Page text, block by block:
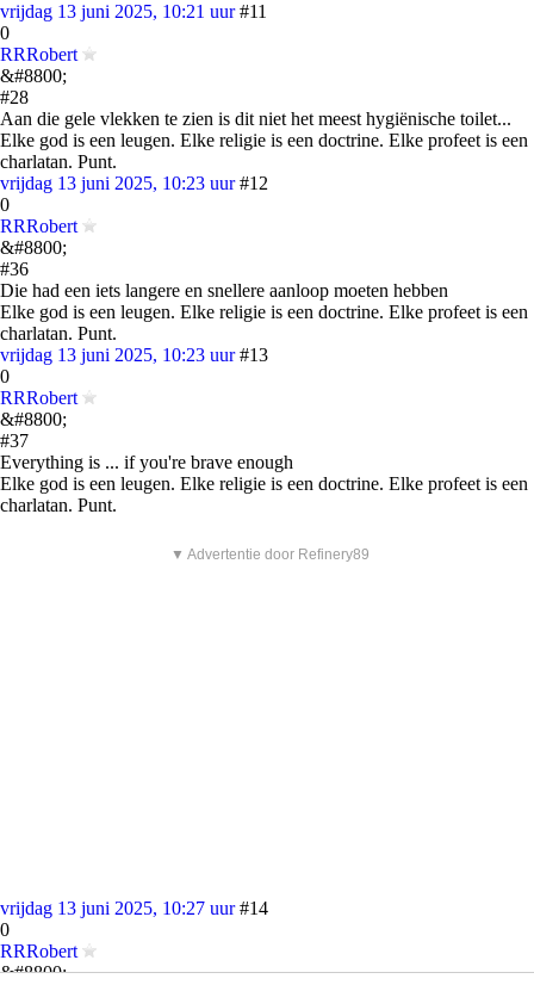
vrijdag 13 juni 2025, 10:21 uur #11
0
RRRobert
&#8800;
#28
Aan die gele vlekken te zien is dit niet het meest hygiënische toilet...
Elke god is een leugen. Elke religie is een doctrine. Elke profeet is een
charlatan. Punt.
vrijdag 13 juni 2025, 10:23 uur #12
0
RRRobert
&#8800;
#36
Die had een iets langere en snellere aanloop moeten hebben
Elke god is een leugen. Elke religie is een doctrine. Elke profeet is een
charlatan. Punt.
vrijdag 13 juni 2025, 10:23 uur #13
0
RRRobert
&#8800;
#37
Everything is ... if you're brave enough
Elke god is een leugen. Elke religie is een doctrine. Elke profeet is een
charlatan. Punt.
▼ Advertentie door Refinery89
vrijdag 13 juni 2025, 10:27 uur #14
0
RRRobert
&#8800;